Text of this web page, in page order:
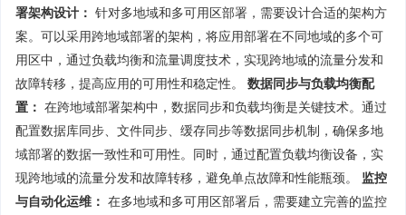
署架构设计： 针对多地域和多可用区部署，需要设计合适的架构方
案。可以采用跨地域部署的架构，将应用部署在不同地域的多个可
用区中，通过负载均衡和流量调度技术，实现跨地域的流量分发和
故障转移，提高应用的可用性和稳定性。 数据同步与负载均衡配
置： 在跨地域部署架构中，数据同步和负载均衡是关键技术。通过
配置数据库同步、文件同步、缓存同步等数据同步机制，确保多地
域部署的数据一致性和可用性。同时，通过配置负载均衡设备，实
现跨地域的流量分发和故障转移，避免单点故障和性能瓶颈。 监控
与自动化运维： 在多地域和多可用区部署后，需要建立完善的监控